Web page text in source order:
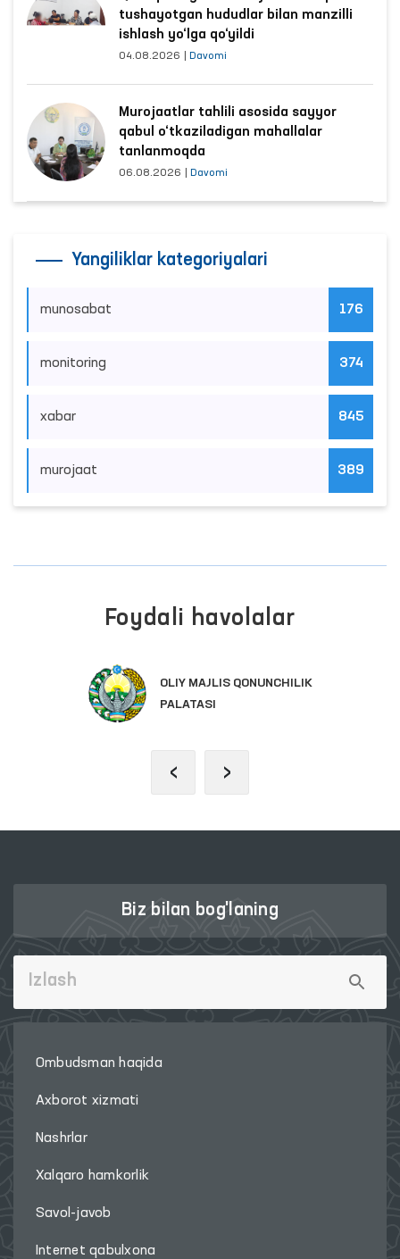
tushayotgan hududlar bilan manzilli
ishlash yo‘lga qo‘yildi
04.08.2026 Davomi
Murojaatlar tahlili asosida sayyor
qabul o‘tkaziladigan mahallalar
tanlanmoqda
06.08.2026 Davomi
Yangiliklar kategoriyalari
munosabat 176
monitoring 374
xabar 845
murojaat 389
Foydali havolalar
OLIY MAJLIS QONUNCHILIK
PALATASI
‹ ›
Biz bilan bog'laning
Ombudsman haqida
Axborot xizmati
Nashrlar
Xalqaro hamkorlik
Savol-javob
Internet qabulxona